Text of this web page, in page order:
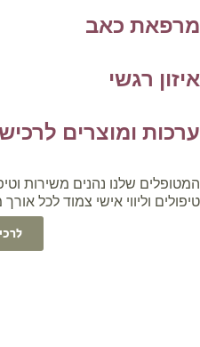
כאב
רגשי
ומוצרים
שלנו נהנים משירות
וליווי אישי צמוד לכל אורך